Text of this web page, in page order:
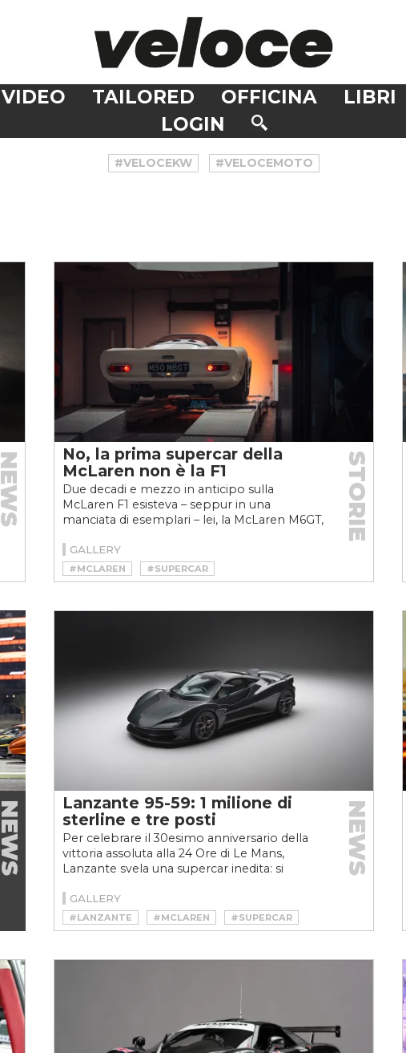
VIDEO TAILORED OFFICINA LIBRI
LOGIN
#VELOCEKW #VELOCEMOTO
NEWS
No, la prima supercar della
McLaren non è la F1
Due decadi e mezzo in anticipo sulla
McLaren F1 esisteva – seppur in una
manciata di esemplari – lei, la McLaren M6GT,
STORIE
GALLERY
#MCLAREN #SUPERCAR
NEWS
Lanzante 95-59: 1 milione di
sterline e tre posti
Per celebrare il 30esimo anniversario della
vittoria assoluta alla 24 Ore di Le Mans,
Lanzante svela una supercar inedita: si
NEWS
GALLERY
#LANZANTE #MCLAREN #SUPERCAR